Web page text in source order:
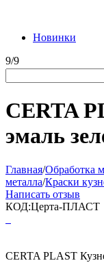
Новинки
9/9
CERTA
эмаль
Главная/Обработка
металла/Краски
Написать отзыв
КОД:Церта-ПЛАСТ
CERTA PLAST